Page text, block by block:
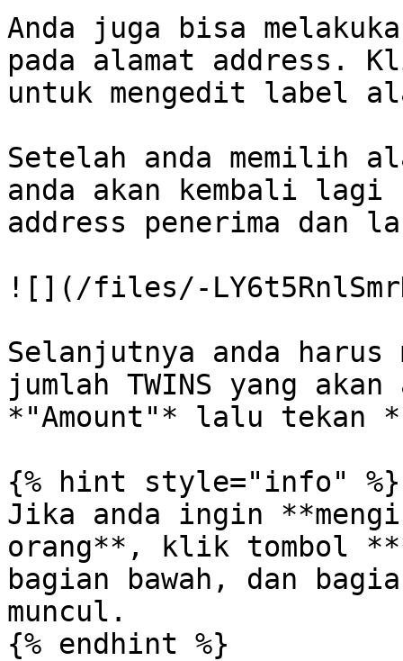
Anda juga bisa
pada alamat address.
untuk mengedit label
Setelah anda memilih
anda akan kembali lagi
address penerima
![](/files/-
Selanjutnya anda harus
jumlah TWINS yang
*"Amount"* lalu tekan
{% hint style="info" %}
Jika anda ingin
orang**, klik tombol
bagian bawah, dan
muncul.
{% endhint %}